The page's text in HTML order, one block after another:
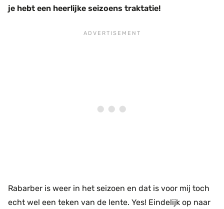
je hebt een heerlijke seizoens traktatie!
Rabarber is weer in het seizoen en dat is voor mij toch
echt wel een teken van de lente. Yes! Eindelijk op naar